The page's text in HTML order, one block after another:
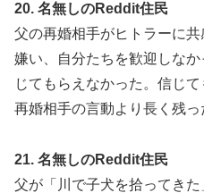
20. 名無しのReddit住民
父の再婚相手がヒトラーに
嫌い、自分たちを歓迎しな
じてもらえなかった。信じ
再婚相手の言動より長く残っ
21. 名無しのReddit住民
父が「川で子犬を拾ってき